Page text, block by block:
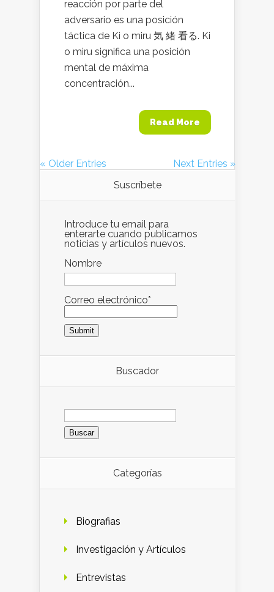
reacción por parte del
adversario es una posición
táctica de Ki o miru 気 緒 看る. Ki
o miru significa una posición
mental de máxima
concentración...
Read More
« Older Entries
Next Entries »
Suscríbete
Introduce tu email para
enterarte cuando publicamos
noticias y artículos nuevos.
Nombre
Correo electrónico*
Buscador
Buscar:
Categorías
Biografias
Investigación y Artículos
Entrevistas